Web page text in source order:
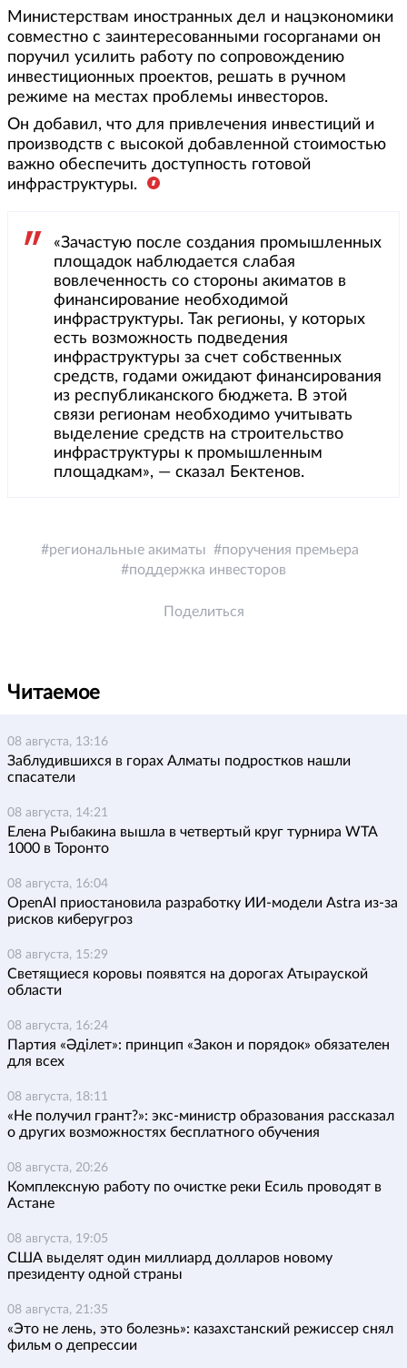
Министерствам иностранных дел и нацэкономики
совместно с заинтересованными госорганами он
поручил усилить работу по сопровождению
инвестиционных проектов, решать в ручном
режиме на местах проблемы инвесторов.
Он добавил, что для привлечения инвестиций и
производств с высокой добавленной стоимостью
важно обеспечить доступность готовой
инфраструктуры.
«Зачастую после создания промышленных
площадок наблюдается слабая
вовлеченность со стороны акиматов в
финансирование необходимой
инфраструктуры. Так регионы, у которых
есть возможность подведения
инфраструктуры за счет собственных
средств, годами ожидают финансирования
из республиканского бюджета. В этой
связи регионам необходимо учитывать
выделение средств на строительство
инфраструктуры к промышленным
площадкам», — сказал Бектенов.
региональные акиматы
поручения премьера
поддержка инвесторов
Поделиться
Читаемое
08 августа, 13:16
Заблудившихся в горах Алматы подростков нашли
спасатели
08 августа, 14:21
Елена Рыбакина вышла в четвертый круг турнира WTA
1000 в Торонто
08 августа, 16:04
OpenAI приостановила разработку ИИ-модели Astra из-за
рисков киберугроз
08 августа, 15:29
Светящиеся коровы появятся на дорогах Атырауской
области
08 августа, 16:24
Партия «Әділет»: принцип «Закон и порядок» обязателен
для всех
08 августа, 18:11
«Не получил грант?»: экс-министр образования рассказал
о других возможностях бесплатного обучения
08 августа, 20:26
Комплексную работу по очистке реки Есиль проводят в
Астане
08 августа, 19:05
США выделят один миллиард долларов новому
президенту одной страны
08 августа, 21:35
«Это не лень, это болезнь»: казахстанский режиссер снял
фильм о депрессии